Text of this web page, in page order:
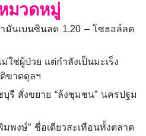
มวดหมู่
มันเบนซินลด 1.20 – โซฮอล์ลด
ใช่ผู้ป่วย แต่กำลังเป็นมะเร็ง
ขาดดุลฯ
รี สั่งขยาย “ล้งชุมชน” นครปฐม
พงษ์” ชื่อเดียวสะเทือนทั้งตลาด